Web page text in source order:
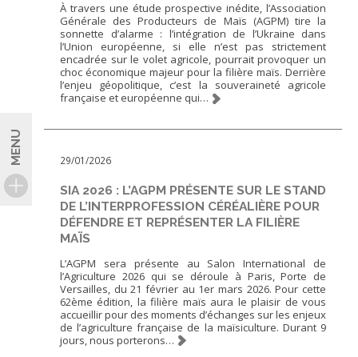
FNPSMS
CEPM
IRRIGANTS DE FRANCE
EMPLOI
MENU
À travers une étude prospective inédite, l’Association
Générale des Producteurs de Maïs (AGPM) tire la
sonnette d’alarme : l’intégration de l’Ukraine dans
l’Union européenne, si elle n’est pas strictement
encadrée sur le volet agricole, pourrait provoquer un
choc économique majeur pour la filière maïs. Derrière
l’enjeu géopolitique, c’est la souveraineté agricole
française et européenne qui…
29/01/2026
SIA 2026 : L’AGPM PRÉSENTE SUR LE STAND
DE L’INTERPROFESSION CÉRÉALIÈRE POUR
DÉFENDRE ET REPRÉSENTER LA FILIÈRE
MAÏS
L’AGPM sera présente au Salon International de
l’Agriculture 2026 qui se déroule à Paris, Porte de
Versailles, du 21 février au 1er mars 2026. Pour cette
62ème édition, la filière maïs aura le plaisir de vous
accueillir pour des moments d’échanges sur les enjeux
de l’agriculture française de la maïsiculture. Durant 9
jours, nous porterons…